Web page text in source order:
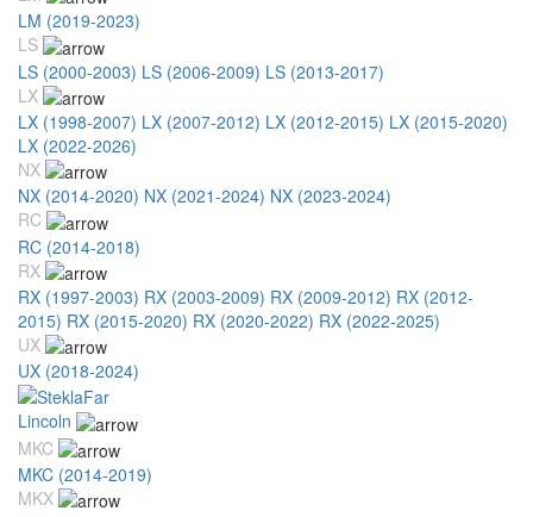
LM (2019-2023)
LS
LS (2000-2003) LS (2006-2009) LS (2013-2017)
LX
LX (1998-2007) LX (2007-2012) LX (2012-2015) LX (2015-2020)
LX (2022-2026)
NX
NX (2014-2020) NX (2021-2024) NX (2023-2024)
RC
RC (2014-2018)
RX
RX (1997-2003) RX (2003-2009) RX (2009-2012) RX (2012-
2015) RX (2015-2020) RX (2020-2022) RX (2022-2025)
UX
UX (2018-2024)
Lincoln
MKC
MKC (2014-2019)
MKX